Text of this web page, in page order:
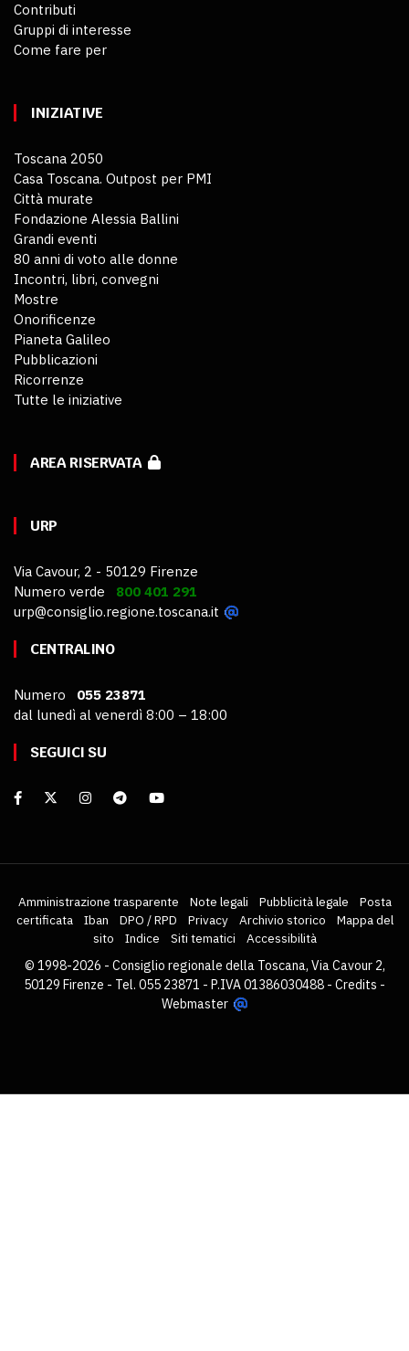
Contributi
Gruppi di interesse
Come fare per
INIZIATIVE
Toscana 2050
Casa Toscana. Outpost per PMI
Città murate
Fondazione Alessia Ballini
Grandi eventi
80 anni di voto alle donne
Incontri, libri, convegni
Mostre
Onorificenze
Pianeta Galileo
Pubblicazioni
Ricorrenze
Tutte le iniziative
AREA RISERVATA
URP
Via Cavour, 2 - 50129 Firenze
Numero verde 800 401 291
urp@consiglio.regione.toscana.it
CENTRALINO
Numero 055 23871
dal lunedì al venerdì 8:00 – 18:00
SEGUICI SU
Amministrazione trasparente Note legali Pubblicità legale
Posta
certificata
Iban DPO / RPD Privacy Archivio storico
Mappa del
sito
Indice Siti tematici
Accessibilità
© 1998-2026 - Consiglio regionale della Toscana, Via Cavour 2,
50129 Firenze - Tel. 055 23871 - P.IVA 01386030488 - Credits -
Webmaster